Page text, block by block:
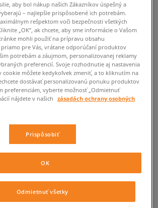
4
cena)
cena za posledných 30 dní pred zľavou)
DPH
PRIDAŤ DO KOŠÍKA
aby bol nákup našich Zákazníkov úspešný a
– najlepšie prispôsobené ich potrebám.
rešpektom voči bezpečnosti všetkých
„OK”, ak chcete, aby sme informácie o Vašom
mohli použiť na prípravu obsahu
pre Vás, vrátane odporúčaní produktov
potrebám a záujmom, personalizovanej reklamy
preferencií. Svoje rozhodnutie aj nastavenia
cookie môžete kedykoľvek zmeniť, a to kliknutím na
dostávať personalizovanú ponuku produktov
preferenciám, vyberte možnosť „Odmietnuť
nájdete v našich
zásadách ochrany osobných
Prispôsobiť
Odmietnuť všetky
OK